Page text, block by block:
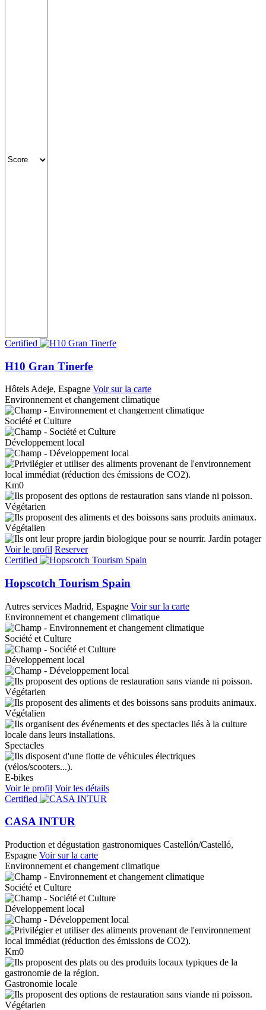
Certified
H10 Gran Tinerfe
Hôtels Adeje, Espagne Voir sur la carte
Environnement et changement climatique
Société et Culture
Développement local
Km0
Végétarien
Végétalien
Jardin potager
Voir le profil Reserver
Certified
Hopscotch Tourism Spain
Autres services Madrid, Espagne Voir sur la carte
Environnement et changement climatique
Société et Culture
Développement local
Végétarien
Végétalien
Spectacles
E-bikes
Voir le profil Voir les détails
Certified
CASA INTUR
Production et dégustation gastronomiques Castellón/Castelló,
Espagne Voir sur la carte
Environnement et changement climatique
Société et Culture
Développement local
Km0
Gastronomie locale
Végétarien